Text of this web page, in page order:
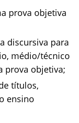
prova objetiva
discursiva para
médio/técnico
prova objetiva;
títulos,
ensino